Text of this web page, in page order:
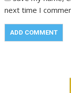
next time I